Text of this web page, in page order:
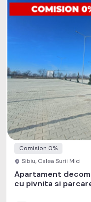
Comision 0%
Sibiu, Calea Surii Mici
Apartament
cu pivnita si